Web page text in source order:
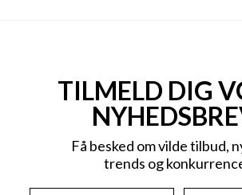
TILMELD DIG
Få besked om vilde tilbud,
trends og